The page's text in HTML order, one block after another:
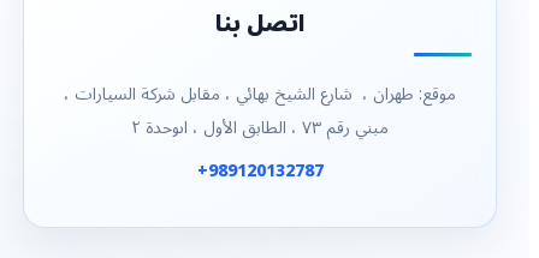
اتصل بنا
موقع: طهران ، شارع الشيخ بهائي ، مقابل شركة السيارات ،
مبني رقم ٧٣ ، الطابق الأول ، اىوحدة ٢
989120132787+